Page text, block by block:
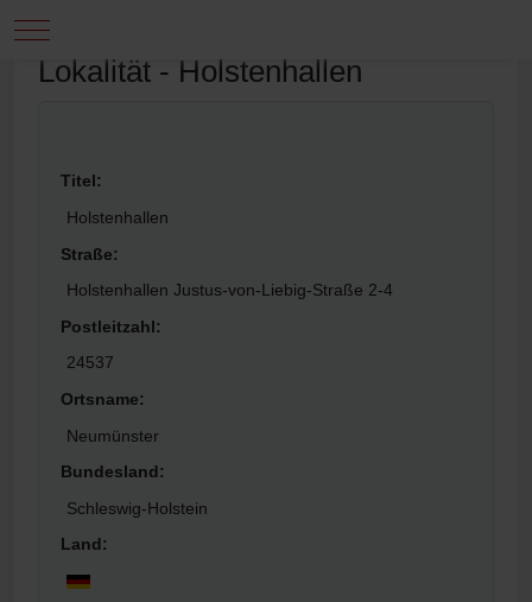
Mobile Menu Toggle
Lokalität - Holstenhallen
Titel:
Holstenhallen
Straße:
Holstenhallen Justus-von-Liebig-Straße 2-4
Postleitzahl:
24537
Ortsname:
Neumünster
Bundesland:
Schleswig-Holstein
Land: